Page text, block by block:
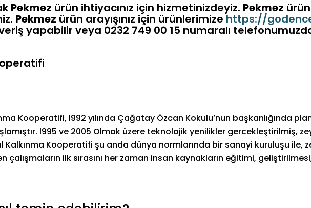
Pekmez ürün ihtiyacınız için hizmetinizdeyiz. Pekmez
Pekmez ürün arayışınız için ürünlerimize https://
yapabilir veya 0232 749 00 15 numaralı
Kooperatifi, l992 yılında Çağatay Özcan Kokulu’nun başkanlığında
l995 ve 2005 Olmak üzere teknolojik yenilikler gercekleştirilmiş,
Kalkınma Kooperatifi şu anda dünya normlarında bir sanayi kuruluşu ile,
çalışmaların ilk sırasını her zaman insan kaynakların eğitimi,